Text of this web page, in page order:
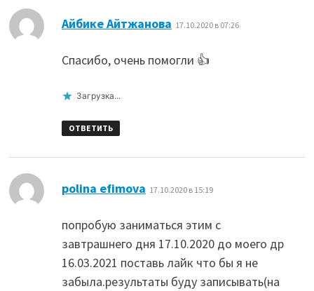
Айбике Айтжанова 17.10.2020 в 07:26
Спасибо, очень помогли 👍
Загрузка...
ОТВЕТИТЬ
polina efimova 17.10.2020 в 15:19
попробую заниматься этим с
завтрашнего дня 17.10.2020 до моего др
16.03.2021 поставь лайк что бы я не
забыла.результаты буду записывать(на